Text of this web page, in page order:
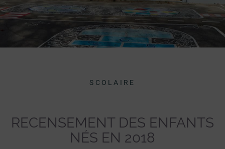
SCOLAIRE
RECENSEMENT DES ENFANTS
NÉS EN 2018